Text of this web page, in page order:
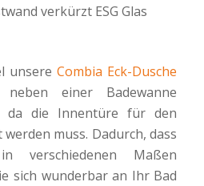
unsereCombia Eck-Dusche
neben einer Badewanne
da die Innentüre für den
muss. Dadurch, dass
verschiedenen Maßen
sich wunderbar an Ihr Bad